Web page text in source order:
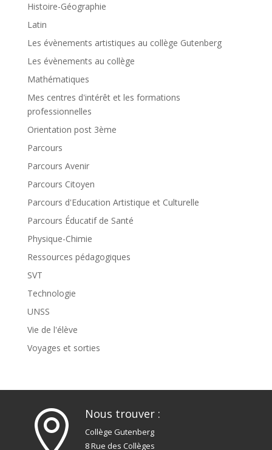
Histoire-Géographie
Latin
Les évènements artistiques au collège Gutenberg
Les évènements au collège
Mathématiques
Mes centres d'intérêt et les formations
professionnelles
Orientation post 3ème
Parcours
Parcours Avenir
Parcours Citoyen
Parcours d'Education Artistique et Culturelle
Parcours Éducatif de Santé
Physique-Chimie
Ressources pédagogiques
SVT
Technologie
UNSS
Vie de l'élève
Voyages et sorties
 Nous trouver :
Collège Gutenberg
8 Rue des Collèges